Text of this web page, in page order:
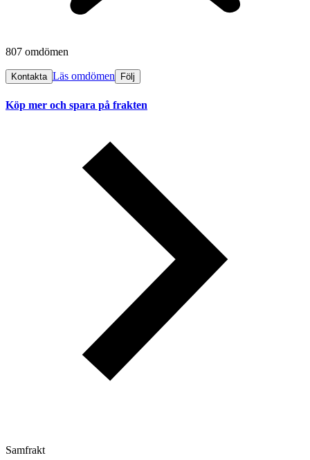
807 omdömen
Kontakta Läs omdömen Följ
Köp mer och spara på frakten
Samfrakt